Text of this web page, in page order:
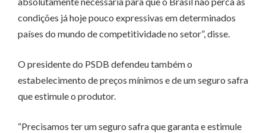
condições já hoje pouco expressivas em determinados
países do mundo de competitividade no setor”, disse.
O presidente do PSDB defendeu também o
estabelecimento de preços mínimos e de um seguro safra
que estimule o produtor.
“Precisamos ter um seguro safra que garanta e estimule